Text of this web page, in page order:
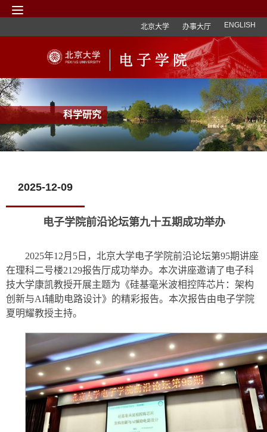
北京大学 办事大厅 ENGLISH
科学研究
2025-12-09
电子学院前沿论坛第九十五期成功举办
2025年12月5日，北京大学电子学院前沿论坛第95期讲座
在理科二号楼2129报告厅成功举办。本次讲座邀请了电子科
技大学康凯教授开展主题为《硅基毫米波相控阵芯片：架构
创新与AI辅助电路设计》的精彩报告。本次报告由电子学院
夏明耀教授主持。